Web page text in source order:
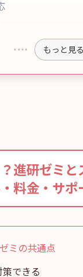
もっと見る
進研ゼミ
料金・サポ
ミの共通点
できる